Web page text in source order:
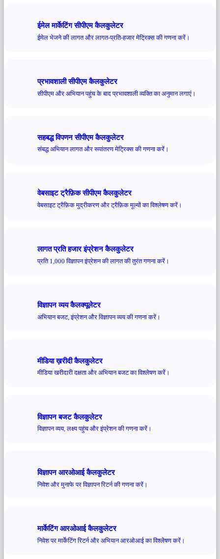
ईमेल मार्केटिंग सीपीएम कैलकुलेटर
ईमेल भेजने की लागत और लागत-प्रति-हजार मेट्रिक्स की गणना करें।
प्रभावशाली सीपीएम कैलकुलेटर
सीपीएम और अभियान पहुंच के बाद प्रभावशाली व्यक्ति का अनुमान लगाएं।
सहबद्ध विपणन सीपीएम कैलकुलेटर
संबद्ध अभियान लागत और रूपांतरण मेट्रिक्स की गणना करें।
वेबसाइट ट्रैफ़िक सीपीएम कैलकुलेटर
वेबसाइट ट्रैफ़िक मुद्रीकरण और ट्रैफ़िक मूल्यों का विश्लेषण करें।
लागत प्रति हजार इंप्रेशन कैलकुलेटर
प्रति 1,000 विज्ञापन इंप्रेशन की लागत की तुरंत गणना करें।
विज्ञापन व्यय कैलक्यूलेटर
अभियान बजट, इंप्रेशन और विज्ञापन व्यय की गणना करें।
मीडिया ख़रीदी कैलकुलेटर
मीडिया खरीदारी दक्षता और अभियान बजट का विश्लेषण करें।
विज्ञापन बजट कैलकुलेटर
विज्ञापन व्यय, लक्ष्य पहुंच और इंप्रेशन की गणना करें।
विज्ञापन आरओआई कैलकुलेटर
निवेश और मुनाफे पर विज्ञापन रिटर्न की गणना करें।
मार्केटिंग आरओआई कैलकुलेटर
निवेश पर मार्केटिंग रिटर्न और अभियान आरओआई का विश्लेषण करें।